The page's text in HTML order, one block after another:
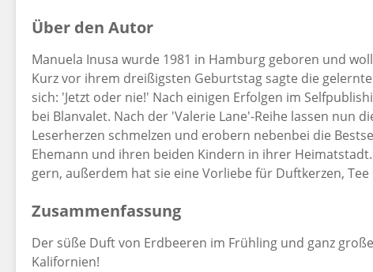
3. Mandelglück
Über den Autor
Manuela Inusa wurde 1981 in Hamburg geboren und
Kurz vor ihrem dreißigsten Geburtstag sagte die
sich: 'Jetzt oder nie!' Nach einigen Erfolgen im
bei Blanvalet. Nach der 'Valerie Lane'-Reihe lassen nun
Leserherzen schmelzen und erobern nebenbei die
Ehemann und ihren beiden Kindern in ihrer
gern, außerdem hat sie eine Vorliebe für Duftkerzen, Tee
Zusammenfassung
Der süße Duft von Erdbeeren im Frühling und ganz
Kalifornien!